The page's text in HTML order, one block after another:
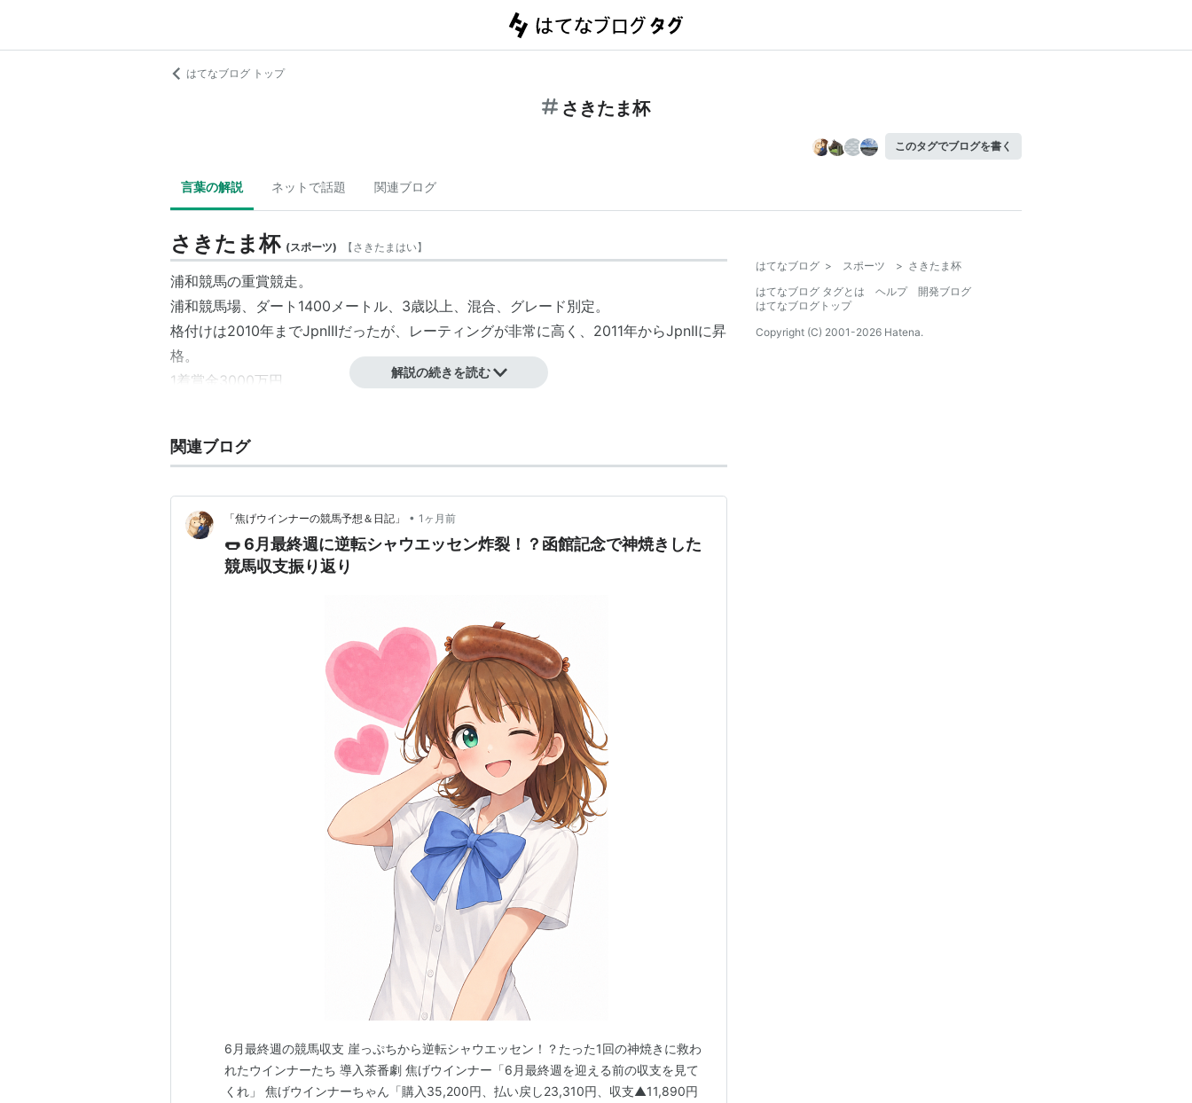
はてなブログ トップ
さきたま杯
このタグでブログを書く
言葉の解説 ネットで話題 関連ブログ
さきたま杯 (スポーツ) 【さきたまはい】
浦和競馬の重賞競走。
浦和競馬場、ダート1400メートル、3歳以上、混合、グレード別定。
格付けは2010年までJpnIIIだったが、レーティングが非常に高く、2011年からJpnIIに昇
格。
1着賞金3000万円。
回数 年月日 距離 優勝馬 性齢 騎手
第2回 1998年9月2日 浦和 ダ1400 テセウスフリーゼ 牡6 的場均
1999年9月2日 浦和 ダ1400
浦和 ダ1400 ゲイリーイグリット
レイズスズラン 牡8
浦和 ダ1400 ノボトゥルー 牡7 武豊
浦和 ダ1400 ロッキーアピール 牡6 今野忠成
浦和 ダ1400 ニホンピロサート 牡7 小牧太
浦和 ダ1400 アグネスジェダイ 牡4 武豊
浦和 ダ1400 メイショウバトラー
リミットレスビッド 牡9
浦和 ダ1400 スマートファルコン 牡4
浦和 ダ1400 スマートファルコン
浦和 ダ1400 ナイキマドリード
解説の続きを読む
関連ブログ
「焦げウインナーの競馬予想＆日記」 • 1ヶ月前
🌭 6月最終週に逆転シャウエッセン炸裂！？函館記念で神焼きした
競馬収支振り返り
6月最終週の競馬収支 崖っぷちから逆転シャウエッセン！？たった1回の神焼きに救わ
れたウインナーたち 導入茶番劇 焦げウインナー「6月最終週を迎える前の収支を見て
くれ」 焦げウインナーちゃん「購入35,200円、払い戻し23,310円、収支▲11,890円
はてなブログ > スポーツ > さきたま杯
はてなブログ タグとは
ヘルプ
開発ブログ
はてなブログトップ
Copyright (C) 2001-2026 Hatena.